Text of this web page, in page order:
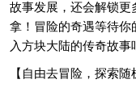
故事发展，还会解锁
拿！冒险的奇遇等待你
入方块大陆的传奇故事
【自由去冒险，探索随